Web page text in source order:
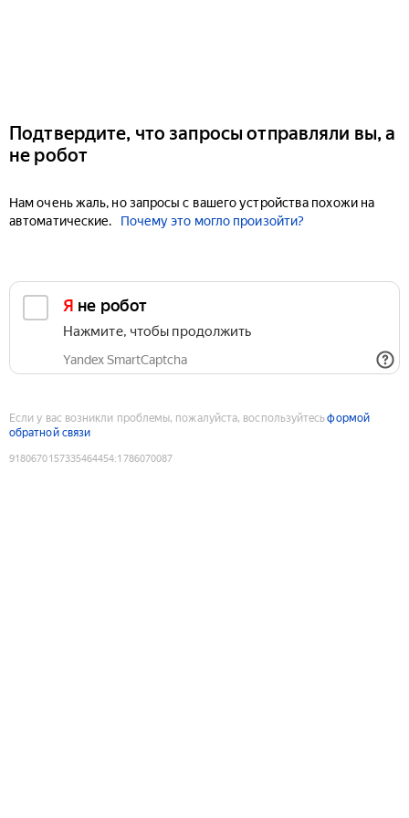
Подтвердите, что запросы отправляли вы, а
не робот
Нам очень жаль, но запросы с вашего устройства похожи на
автоматические.
Почему это могло произойти?
Я не робот
Нажмите, чтобы продолжить
Yandex SmartCaptcha
Если у вас возникли проблемы, пожалуйста, воспользуйтесьформой
обратной связи
9180670157335464454:1786070087